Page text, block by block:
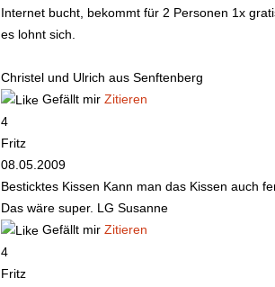
Internet bucht, bekommt für 2 Personen 1x
es lohnt sich.
Christel und Ulrich aus Senftenberg
Gefällt mir Zitieren
4
Fritz
08.05.2009
Besticktes Kissen Kann man das Kissen auch
Das wäre super. LG Susanne
Gefällt mir Zitieren
4
Fritz